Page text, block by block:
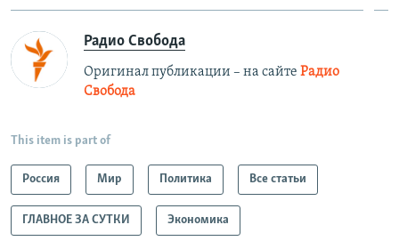
Радио Свобода
Оригинал публикации – на сайте Радио
Свобода
This item is part of
Россия Мир Политика Все статьи
ГЛАВНОЕ ЗА СУТКИ Экономика